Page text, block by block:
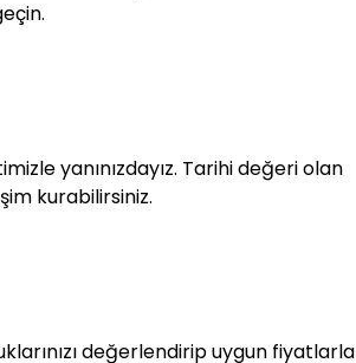
yanınızdayız. Tarihi değeri olan
kurabilirsiniz.
değerlendirip uygun fiyatlarla